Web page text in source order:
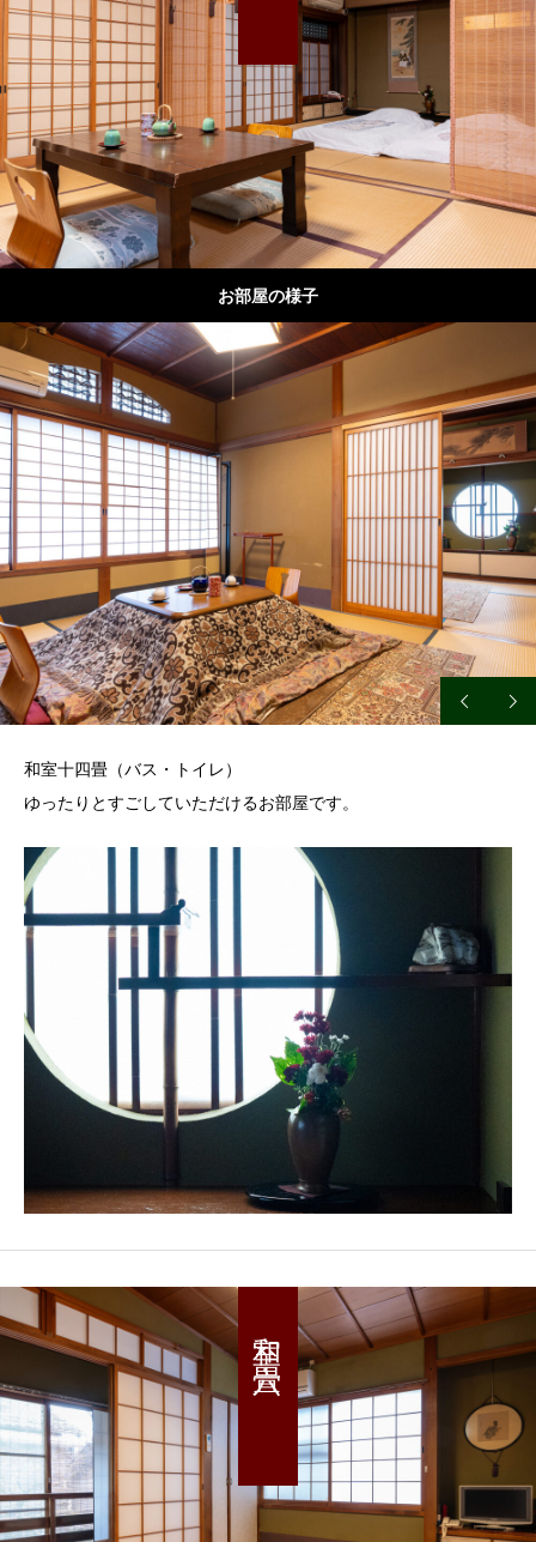
お部屋の様子
和室十四畳（バス・トイレ）
ゆったりとすごしていただけるお部屋です。